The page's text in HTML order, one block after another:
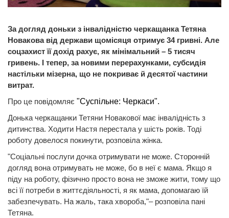
За догляд доньки з інвалідністю черкащанка Тетяна
Новакова від держави щомісяця отримує 34 гривні. Але
соцзахист її дохід рахує, як мінімальний – 5 тисяч
гривень. І тепер, за новими перерахунками, субсидія
настільки мізерна, що не покриває й десятої частини
витрат.
Про це повідомляє "Суспільне: Черкаси".
Донька черкащанки Тетяни Новакової має інвалідність з
дитинства. Ходити Настя перестала у шість років. Тоді
роботу довелося покинути, розповіла жінка.
"Соціальні послуги дочка отримувати не може. Сторонній
догляд вона отримувать не може, бо в неї є мама. Якщо я
піду на роботу, фізично просто вона не зможе жити, тому що
всі її потреби в життєдіяльності, я як мама, допомагаю їй
забезпечувать. На жаль, така хвороба,"– розповіла пані
Тетяна.